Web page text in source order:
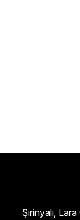
Şirinyalı,